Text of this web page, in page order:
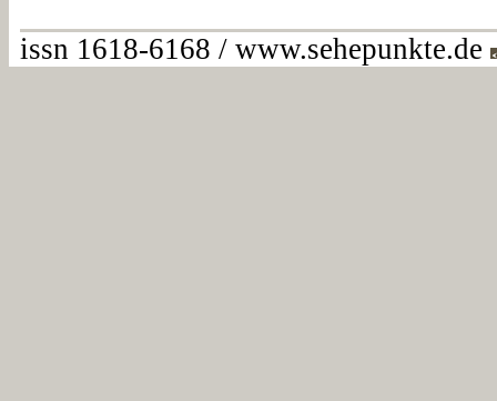
issn 1618-6168 / www.sehepunkte.de